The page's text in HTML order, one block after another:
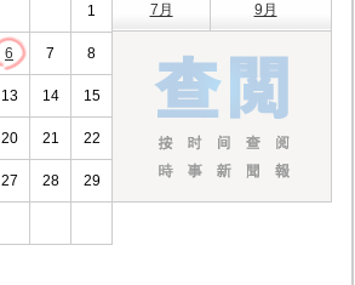
1
6 7 8
13 14 15
20 21 22
27 28 29
7月 9月